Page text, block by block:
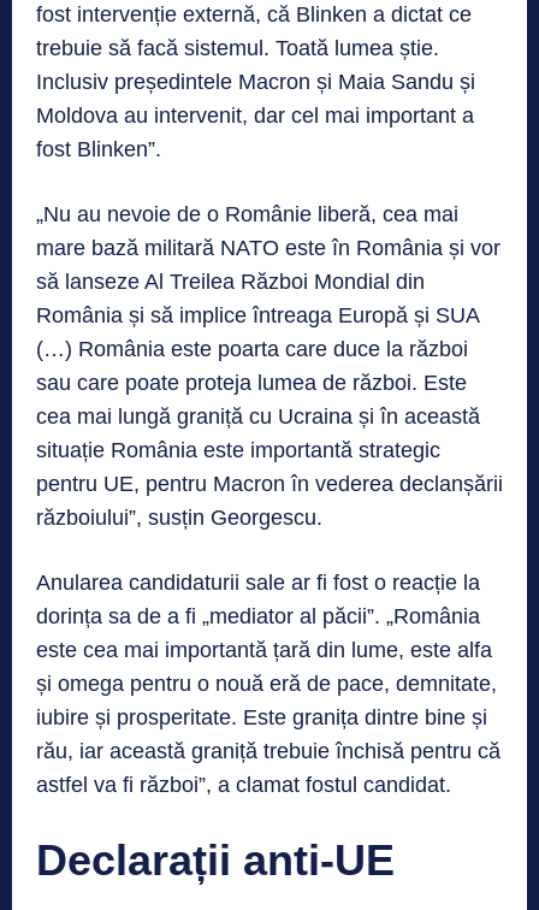
fost intervenție externă, că Blinken a dictat ce
trebuie să facă sistemul. Toată lumea știe.
Inclusiv președintele Macron și Maia Sandu și
Moldova au intervenit, dar cel mai important a
fost Blinken”.
„Nu au nevoie de o Românie liberă, cea mai
mare bază militară NATO este în România și vor
să lanseze Al Treilea Război Mondial din
România și să implice întreaga Europă și SUA
(…) România este poarta care duce la război
sau care poate proteja lumea de război. Este
cea mai lungă graniță cu Ucraina și în această
situație România este importantă strategic
pentru UE, pentru Macron în vederea declanșării
războiului”, susțin Georgescu.
Anularea candidaturii sale ar fi fost o reacție la
dorința sa de a fi „mediator al păcii”. „România
este cea mai importantă țară din lume, este alfa
și omega pentru o nouă eră de pace, demnitate,
iubire și prosperitate. Este granița dintre bine și
rău, iar această graniță trebuie închisă pentru că
astfel va fi război”, a clamat fostul candidat.
Declarații anti-UE